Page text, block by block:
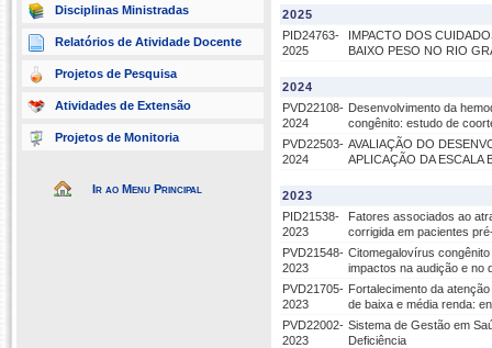
Disciplinas Ministradas
Relatórios de Atividade Docente
Projetos de Pesquisa
Atividades de Extensão
Projetos de Monitoria
Ir ao Menu Principal
2025
PID24763-
2025
IMPACTO DOS
BAIXO PESO NO RIO
2024
PVD22108-
2024
Desenvolvimento da
congênito: estudo de
PVD22503-
2024
AVALIAÇÃO DO
APLICAÇÃO DA ESCALA
2023
PID21538-
2023
Fatores associados ao
corrigida em pacientes
PVD21548-
2023
Citomegalovírus
impactos na audição e no
PVD21705-
2023
Fortalecimento da
de baixa e média renda:
PVD22002-
2023
Sistema de Gestão em
Deficiência